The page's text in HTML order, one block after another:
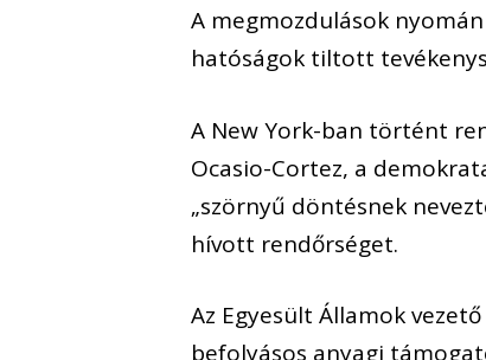
A megmozdulások
hatóságok tiltott
A New York-ban történt
Ocasio-Cortez, a
„szörnyű döntésnek
hívott rendőrséget.
Az Egyesült Államok
befolyásos anyagi